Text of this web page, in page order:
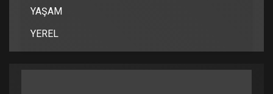
YAŞAM
YEREL